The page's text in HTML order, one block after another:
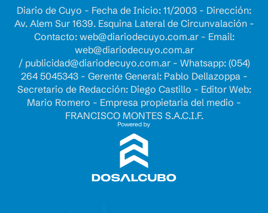
Diario de Cuyo - Fecha de Inicio: 11/2003 - Dirección:
Av. Alem Sur 1639. Esquina Lateral de Circunvalación -
Contacto: web@diariodecuyo.com.ar- Email:
web@diariodecuyo.com.ar
/ publicidad@diariodecuyo.com.ar- Whatsapp: (054)
264 5045343 - Gerente General: Pablo Dellazoppa -
Secretario de Redacción: Diego Castillo - Editor Web:
Mario Romero - Empresa propietaria del medio -
FRANCISCO MONTES S.A.C.I.F.